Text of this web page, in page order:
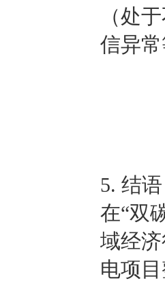
（处
信异
5. 结语
在“双
域经
电项